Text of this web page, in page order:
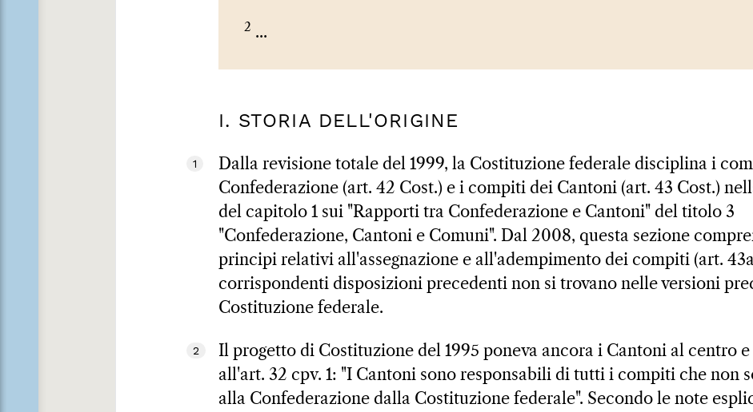
2 ...
I. STORIA DELL'ORIGINE
1
Dalla revisione totale del 1999, la Costituzione federale disciplina i
Confederazione (art. 42 Cost.) e i compiti dei Cantoni (art. 43 Cost.)
del capitolo 1 sui "Rapporti tra Confederazione e Cantoni" del titolo 3
"Confederazione, Cantoni e Comuni". Dal 2008, questa sezione
principi relativi all'assegnazione e all'adempimento dei compiti (art.
corrispondenti disposizioni precedenti non si trovano nelle versioni
Costituzione federale.
2
Il progetto di Costituzione del 1995 poneva ancora i Cantoni al centro
all'art. 32 cpv. 1: "I Cantoni sono responsabili di tutti i compiti che non
alla Confederazione dalla Costituzione federale". Secondo le note